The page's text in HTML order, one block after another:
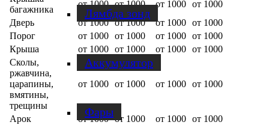
Лямбда зонд
Аккумулятор
Фары
багажника
от 1000 от 1000 от 1000 от 1000
Дверь
от 1000 от 1000 от 1000 от 1000
Порог
от 1000 от 1000 от 1000 от 1000
Крыша
от 1000 от 1000 от 1000 от 1000
Сколы,
ржавчина,
царапины,
вмятины,
трещины
от 1000 от 1000 от 1000 от 1000
Арок от 1000 от 1000 от 1000 от 1000